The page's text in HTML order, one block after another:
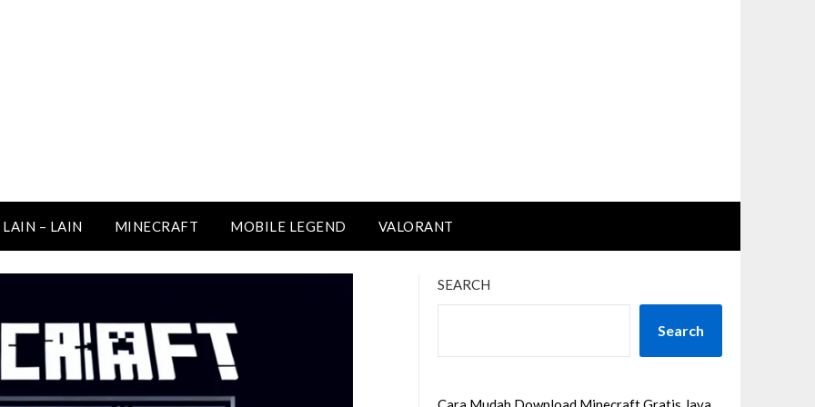
LAIN – LAIN MINECRAFT MOBILE LEGEND VALORANT
SEARCH
Search